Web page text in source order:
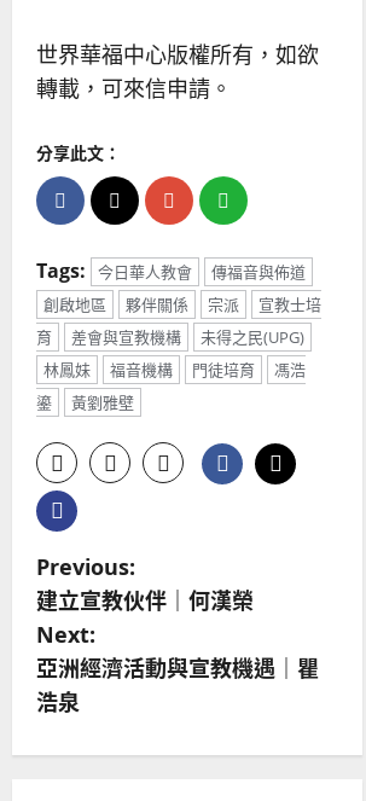
世界華福中心版權所有，如欲
轉載，可來信申請。
分享此文：
Tags: 今日華人教會
傳福音與佈道
創啟地區
夥伴關係 宗派
宣教士培
育
差會與宣教機構
未得之民(UPG)
林鳳妹
福音機構 門徒培育
馮浩
鎏
黃劉雅壁
P
o
s
t
Previous:
建立宣教伙伴｜何漢榮
Next:
亞洲經濟活動與宣教機遇｜瞿
浩泉